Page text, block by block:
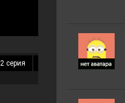
серия 14 серия